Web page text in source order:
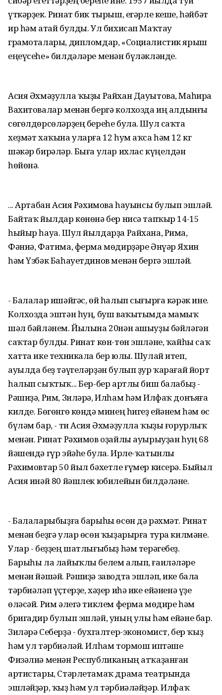
үткәрҙек. Ринат бик тырыш, егәрле кеше, һәйбәт
ир һәм атай булды. Ул бихисап Маҡтау
грамоталары, дипломдар, «Социалистик ярыш
еңеүсеһе» билдәләре менән бүләкләнде.
Асия Әхмәҙулла ҡыҙы Райхан Дауытова, Маһира
Вахитовалар менән бергә колхозда иң алдынғы
сөгөлдөрсөләрҙең береһе була. Шул саҡта
хеҙмәт хаҡына уларға 12 һум аҡса һәм 12 кг
шәкәр бирәләр. Быға улар ихлас күңелдән
һөйөнә.
... Артабан Асия Рәхимова һауынсы булып эшләй.
Байтаҡ йылдар көнөнә бер нисә тапҡыр 14-15
һыйыр һауа. Шул йылдарҙа Райхана, Рима,
Фәниә, Фатима, ферма мөдирҙәре Әнүәр Яхин
һәм Үзбәк Баһауетдинов менән бергә эшләй.
- Балалар ишәйгәс, өй һалып сығырға кәрәк ине.
Колхозда эштән һуң, буш ваҡытымда мамыҡ
шәл бәйләнем. Йылына 20нән ашыуҙы бәйләгән
саҡтар булды. Ринат көн-төн эшләне, ҡайһы саҡ
хатта ике техникала бер юлы. Шулай итеп,
ауылда беҙ тәүгеләрҙән булып ҙур ҡарағай йорт
һалып сыҡтыҡ... Бер-бер артлы биш балабыҙ -
Рәшиҙә, Рим, Зиләрә, Илһам һәм Илфаҡ донъяға
килде. Бөгөнгө көндә минең һигеҙ ейәнем һәм өс
бүләм бар, - ти Асия Әхмәҙулла ҡыҙы ғорурлыҡ
менән. Ринат Рәхимов оҙайлы ауырыуҙан һуң 68
йәшендә гүр эйәһе була. Ирле-ҡатынлы
Рәхимовтар 50 йыл бәхетле ғүмер кисерә. Быйыл
Асия инәй 80 йәшлек юбилейын билдәләне.
- Балаларыбыҙға барыһы өсөн дә рәхмәт. Ринат
менән беҙгә улар өсөн ҡыҙарырға тура килмәне.
Улар - беҙҙең шатлығыбыҙ һәм терәгебеҙ.
Барыһы ла лайыҡлы белем алып, ғаиләләре
менән йәшәй. Рәшиҙә заводта эшләп, ике бала
тәрбиәләп үҫтерҙе, хәҙер иһә ике ейәненә үҙе
өләсәй. Рим әлегә тиклем ферма мөдире һәм
бригадир булып эшләй, уның улы һәм ейәне бар.
Зиләрә Себерҙә - бухгалтер-экономист, бер ҡыҙ
һәм ул тәрбиәләй. Илһам тормош иптәше
Физәлиә менән Республиканың атҡаҙанған
артистары, Стәрлетамаҡ драма театрында
эшләйҙәр, ҡыҙ һәм ул тәрбиәләйҙәр. Илфаҡ